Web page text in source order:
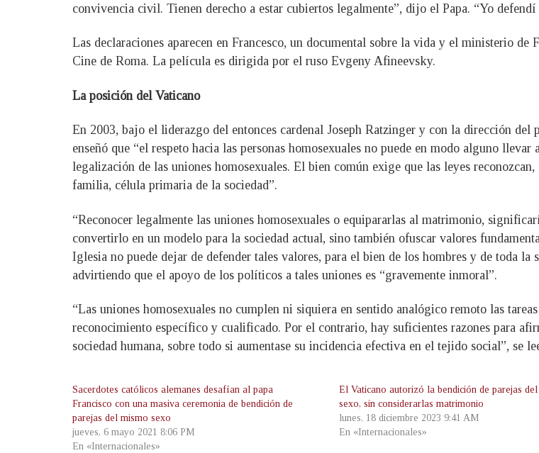
convivencia civil. Tienen derecho a estar cubiertos legalmente”, dijo el Papa. “Yo defendí
Las declaraciones aparecen en Francesco, un documental sobre la vida y el ministerio de
Cine de Roma. La película es dirigida por el ruso Evgeny Afineevsky.
La posición del Vaticano
En 2003, bajo el liderazgo del entonces cardenal Joseph Ratzinger y con la dirección
enseñó que “el respeto hacia las personas homosexuales no puede en modo alguno
legalización de las uniones homosexuales. El bien común exige que las leyes
familia, célula primaria de la sociedad”.
“Reconocer legalmente las uniones homosexuales o equipararlas al matrimonio,
convertirlo en un modelo para la sociedad actual, sino también ofuscar valores
Iglesia no puede dejar de defender tales valores, para el bien de los hombres y de toda
advirtiendo que el apoyo de los políticos a tales uniones es “gravemente inmoral”.
“Las uniones homosexuales no cumplen ni siquiera en sentido analógico remoto las
reconocimiento específico y cualificado. Por el contrario, hay suficientes razones para
sociedad humana, sobre todo si aumentase su incidencia efectiva en el tejido social”, se
Sacerdotes católicos alemanes desafían al papa
Francisco con una masiva ceremonia de bendición de
parejas del mismo sexo
jueves, 6 mayo 2021 8:06 PM
En «Internacionales»
El Vaticano autorizó la bendición de parejas
sexo, sin considerarlas matrimonio
lunes, 18 diciembre 2023 9:41 AM
En «Internacionales»